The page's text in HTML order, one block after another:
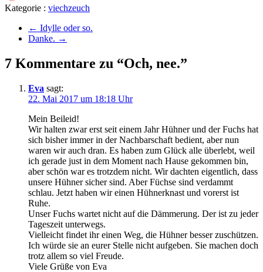
Kategorie : viechzeuch
← Idylle oder so.
Danke. →
7 Kommentare zu “Och, nee.”
Eva sagt:
22. Mai 2017 um 18:18 Uhr
Mein Beileid!
Wir halten zwar erst seit einem Jahr Hühner und der Fuchs hat
sich bisher immer in der Nachbarschaft bedient, aber nun
waren wir auch dran. Es haben zum Glück alle überlebt, weil
ich gerade just in dem Moment nach Hause gekommen bin,
aber schön war es trotzdem nicht. Wir dachten eigentlich, dass
unsere Hühner sicher sind. Aber Füchse sind verdammt
schlau. Jetzt haben wir einen Hühnerknast und vorerst ist
Ruhe.
Unser Fuchs wartet nicht auf die Dämmerung. Der ist zu jeder
Tageszeit unterwegs.
Vielleicht findet ihr einen Weg, die Hühner besser zuschützen.
Ich würde sie an eurer Stelle nicht aufgeben. Sie machen doch
trotz allem so viel Freude.
Viele Grüße von Eva